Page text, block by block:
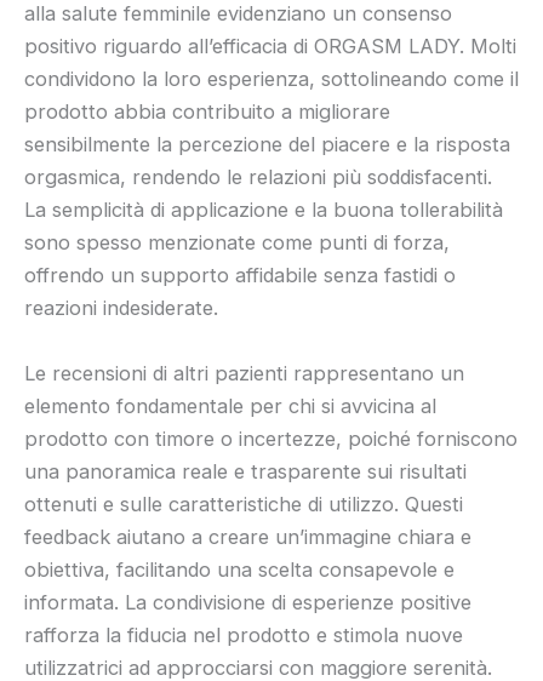
alla salute femminile evidenziano un consenso
positivo riguardo all’efficacia di ORGASM LADY. Molti
condividono la loro esperienza, sottolineando come il
prodotto abbia contribuito a migliorare
sensibilmente la percezione del piacere e la risposta
orgasmica, rendendo le relazioni più soddisfacenti.
La semplicità di applicazione e la buona tollerabilità
sono spesso menzionate come punti di forza,
offrendo un supporto affidabile senza fastidi o
reazioni indesiderate.
Le recensioni di altri pazienti rappresentano un
elemento fondamentale per chi si avvicina al
prodotto con timore o incertezze, poiché forniscono
una panoramica reale e trasparente sui risultati
ottenuti e sulle caratteristiche di utilizzo. Questi
feedback aiutano a creare un’immagine chiara e
obiettiva, facilitando una scelta consapevole e
informata. La condivisione di esperienze positive
rafforza la fiducia nel prodotto e stimola nuove
utilizzatrici ad approcciarsi con maggiore serenità.